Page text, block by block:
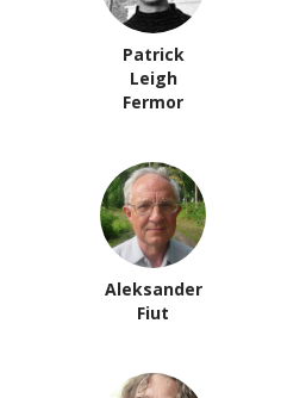
Patrick
Leigh
Fermor
Aleksander
Fiut